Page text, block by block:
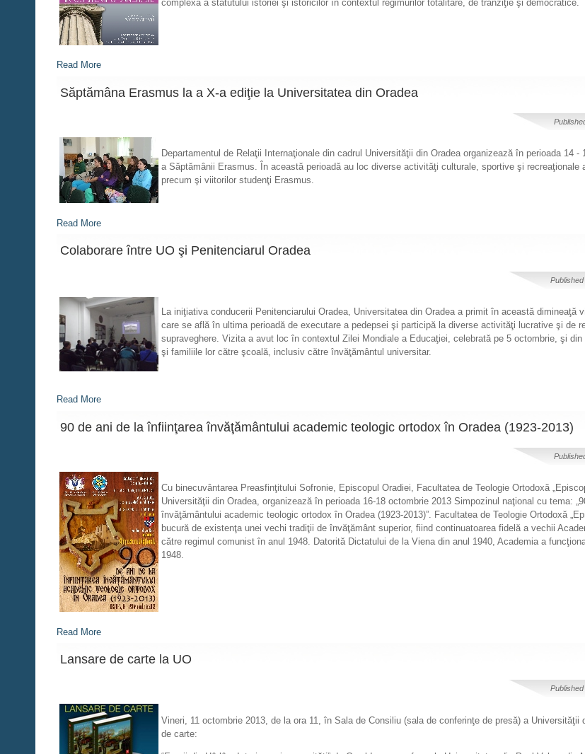
complexă a statutului istoriei şi istoricilor în contextul regimurilor totalitare, de tranziţie şi democratice.
Read More
Săptămâna Erasmus la a X-a ediţie la Universitatea din Oradea
Departamentul de Relaţii Internaţionale din cadrul Universităţii din Oradea organizează în perioada 14
a Săptămânii Erasmus. În această perioadă au loc diverse activităţi culturale, sportive şi recreaţionale
precum şi viitorilor studenţi Erasmus.
Read More
Colaborare între UO şi Penitenciarul Oradea
La iniţiativa conducerii Penitenciarului Oradea, Universitatea din Oradea a primit în această dimineaţă
care se află în ultima perioadă de executare a pedepsei şi participă la diverse activităţi lucrative şi de
supraveghere. Vizita a avut loc în contextul Zilei Mondiale a Educaţiei, celebrată pe 5 octombrie, şi
şi familiile lor către şcoală, inclusiv către învăţământul universitar.
Read More
90 de ani de la înfiinţarea învăţământului academic teologic ortodox în Oradea (1923-2013)
Cu binecuvântarea Preasfinţitului Sofronie, Episcopul Oradiei, Facultatea de Teologie Ortodoxă
Universităţii din Oradea, organizează în perioada 16-18 octombrie 2013 Simpozinul naţional cu tema:
învăţământului academic teologic ortodox în Oradea (1923-2013)”. Facultatea de Teologie Ortodoxă
bucură de existenţa unei vechi tradiţii de învăţământ superior, fiind continuatoarea fidelă a vechii
către regimul comunist în anul 1948. Datorită Dictatului de la Viena din anul 1940, Academia a
1948.
Read More
Lansare de carte la UO
Vineri, 11 octombrie 2013, de la ora 11, în Sala de Consiliu (sala de conferinţe de presă) a Universităţii
de carte: